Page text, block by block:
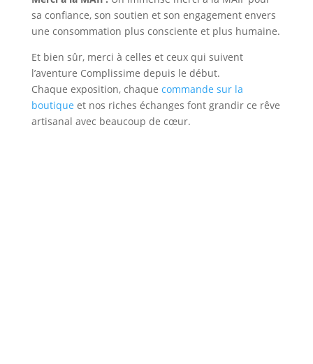
sa confiance, son soutien et son engagement envers
une consommation plus consciente et plus humaine.
Et bien sûr, merci à celles et ceux qui suivent
l’aventure Complissime depuis le début.
Chaque exposition, chaque commande sur la
boutique et nos riches échanges font grandir ce rêve
artisanal avec beaucoup de cœur.